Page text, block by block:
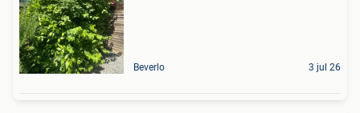
Beverlo 3 jul 26